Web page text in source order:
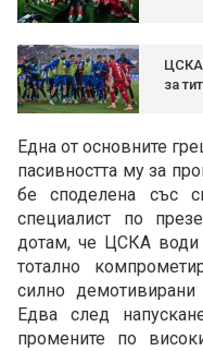
ЦСКА
за
Една от основните
пасивността му за
бе споделена със
специалист по
дотам, че ЦСКА води
тотално
силно демотивирани
Едва след
промените по